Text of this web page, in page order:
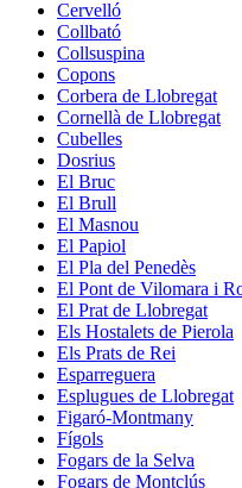
Cervelló
Collbató
Collsuspina
Copons
Corbera de Llobregat
Cornellà de Llobregat
Cubelles
Dosrius
El Bruc
El Brull
El Masnou
El Papiol
El Pla del Penedès
El Pont de Vilomara i
El Prat de Llobregat
Els Hostalets de Pierola
Els Prats de Rei
Esparreguera
Esplugues de Llobregat
Figaró-Montmany
Fígols
Fogars de la Selva
Fogars de Montclús